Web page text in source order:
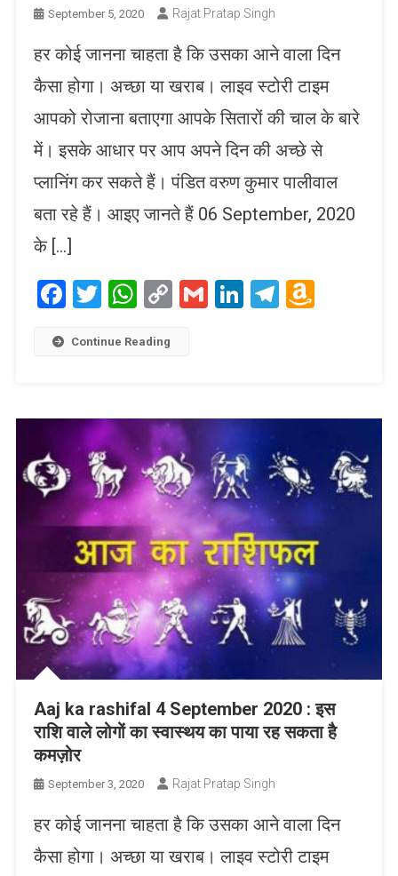
September 5, 2020 Rajat Pratap Singh
हर कोई जानना चाहता है कि उसका आने वाला दिन
कैसा होगा। अच्छा या खराब। लाइव स्टोरी टाइम
आपको रोजाना बताएगा आपके सितारों की चाल के बारे
में। इसके आधार पर आप अपने दिन की अच्छे से
प्लानिंग कर सकते हैं। पंडित वरुण कुमार पालीवाल
बता रहे हैं। आइए जानते हैं 06 September, 2020
के […]
Facebook
Twitter
WhatsApp
CopyGmailLinkedIn
Telegram
Continue Reading
Aaj ka rashifal 4 September 2020 : इस
राशि वाले लोगों का स्वास्थय का पाया रह सकता है
कमज़ोर
September 3, 2020 Rajat Pratap Singh
हर कोई जानना चाहता है कि उसका आने वाला दिन
कैसा होगा। अच्छा या खराब। लाइव स्टोरी टाइम